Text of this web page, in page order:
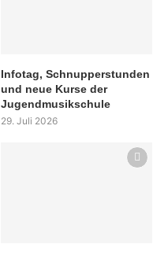
Infotag, Schnupperstunden
und neue Kurse der
Jugendmusikschule
29. Juli 2026